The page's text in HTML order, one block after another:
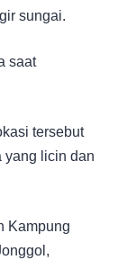
sungai.
saat
tersebut
yang licin dan
Kampung